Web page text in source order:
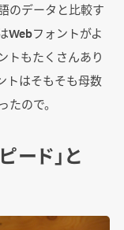
のデータと比較す
Webフォントがよ
トもたくさんあり
トはそもそも母数
ので。
ード」と